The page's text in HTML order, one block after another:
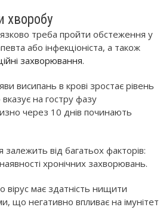
хворобу
треба пройти обстеження у
або інфекціоніста, а також
захворювання.
висипань в крові зростає рівень
на гостру фазу
через 10 днів починають
від багатьох факторів:
хронічних захворювань.
вірус має здатність нищити
що негативно впливає на імунітет